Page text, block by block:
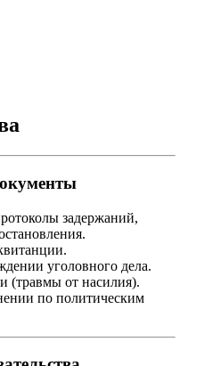
задержаний,
уголовного дела.
(травмы от насилия).
по политическим